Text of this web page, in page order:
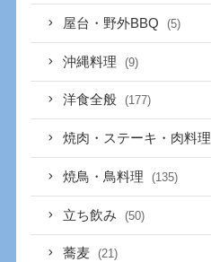
屋台・野外BBQ (5)
沖縄料理 (9)
洋食全般 (177)
焼肉・ステーキ・肉料理
焼鳥・鳥料理 (135)
立ち飲み (50)
蕎麦 (21)